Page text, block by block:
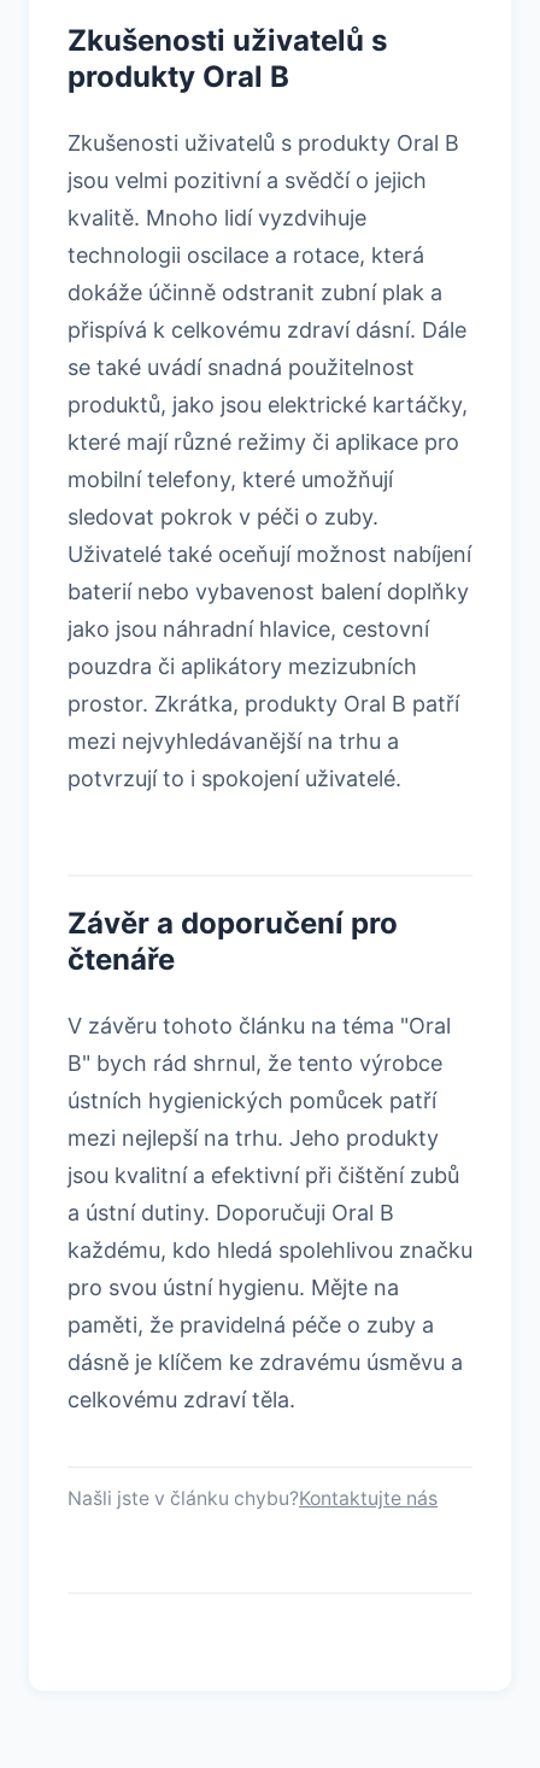
Zkušenosti uživatelů s
produkty Oral B
Zkušenosti uživatelů s produkty Oral B
jsou velmi pozitivní a svědčí o jejich
kvalitě. Mnoho lidí vyzdvihuje
technologii oscilace a rotace, která
dokáže účinně odstranit zubní plak a
přispívá k celkovému zdraví dásní. Dále
se také uvádí snadná použitelnost
produktů, jako jsou elektrické kartáčky,
které mají různé režimy či aplikace pro
mobilní telefony, které umožňují
sledovat pokrok v péči o zuby.
Uživatelé také oceňují možnost nabíjení
baterií nebo vybavenost balení doplňky
jako jsou náhradní hlavice, cestovní
pouzdra či aplikátory mezizubních
prostor. Zkrátka, produkty Oral B patří
mezi nejvyhledávanější na trhu a
potvrzují to i spokojení uživatelé.
Závěr a doporučení pro
čtenáře
V závěru tohoto článku na téma "Oral
B" bych rád shrnul, že tento výrobce
ústních hygienických pomůcek patří
mezi nejlepší na trhu. Jeho produkty
jsou kvalitní a efektivní při čištění zubů
a ústní dutiny. Doporučuji Oral B
každému, kdo hledá spolehlivou značku
pro svou ústní hygienu. Mějte na
paměti, že pravidelná péče o zuby a
dásně je klíčem ke zdravému úsměvu a
celkovému zdraví těla.
Našli jste v článku chybu?Kontaktujte nás